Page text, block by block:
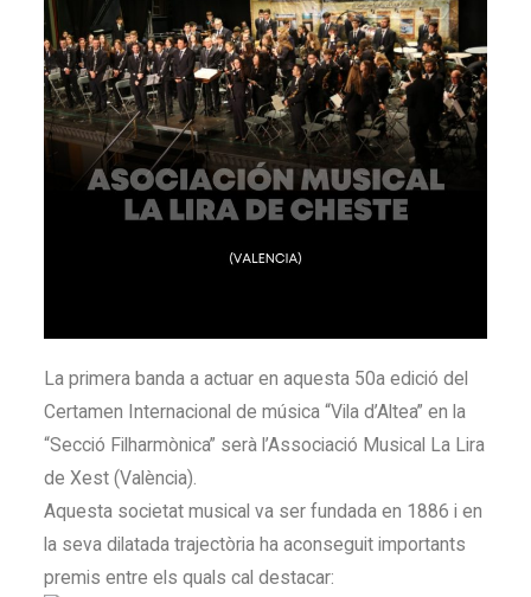
La primera banda a actuar en aquesta 50a edició del
Certamen Internacional de música “Vila d’Altea” en la
“Secció Filharmònica” serà l’Associació Musical La Lira
de Xest (València).
Aquesta societat musical va ser fundada en 1886 i en
la seva dilatada trajectòria ha aconseguit importants
premis entre els quals cal destacar: